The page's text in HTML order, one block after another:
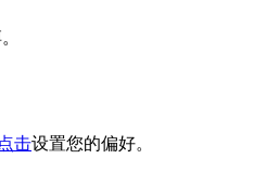
点击设置您的偏好。